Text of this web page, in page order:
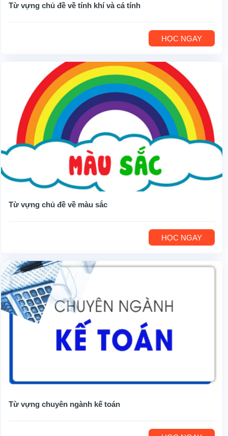
Từ vựng chủ đề về tính khí và cá tính
HỌC NGAY
Từ vựng chủ đề về màu sắc
HỌC NGAY
Từ vựng chuyên ngành kế toán